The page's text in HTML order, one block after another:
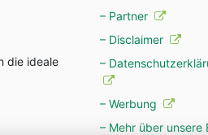
die ideale
– Partner
– Disclaimer
–
– Werbung
– Mehr über unsere